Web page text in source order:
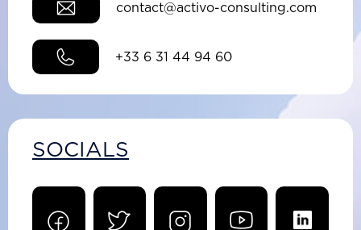
contact@activo-consulting.com
+33 6 31 44 94 60
SOCIALS